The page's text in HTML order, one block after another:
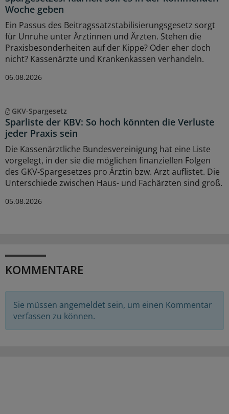
Woche geben
Ein Passus des Beitragssatzstabilisierungsgesetz sorgt
für Unruhe unter Ärztinnen und Ärzten. Stehen die
Praxisbesonderheiten auf der Kippe? Oder eher doch
nicht? Kassenärzte und Krankenkassen verhandeln.
06.08.2026
GKV-Spargesetz
Sparliste der KBV: So hoch könnten die Verluste
jeder Praxis sein
Die Kassenärztliche Bundesvereinigung hat eine Liste
vorgelegt, in der sie die möglichen finanziellen Folgen
des GKV-Spargesetzes pro Ärztin bzw. Arzt auflistet. Die
Unterschiede zwischen Haus- und Fachärzten sind groß.
05.08.2026
KOMMENTARE
Sie müssen angemeldet sein, um einen Kommentar
verfassen zu können.